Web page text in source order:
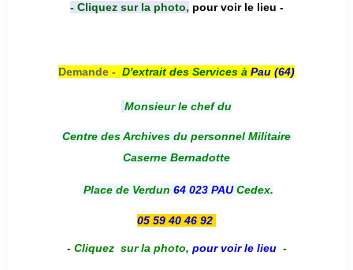
- Cliquez sur la photo, pour voir le lieu -
Demande - D'extrait des Services à Pau (64)
Monsieur le chef du
Centre des Archives du personnel Militaire
Caserne Bernadotte
Place de Verdun 64 023 PAUCedex.
05 59 40 46 92
- Cliquez sur la photo, pour voir le lieu -